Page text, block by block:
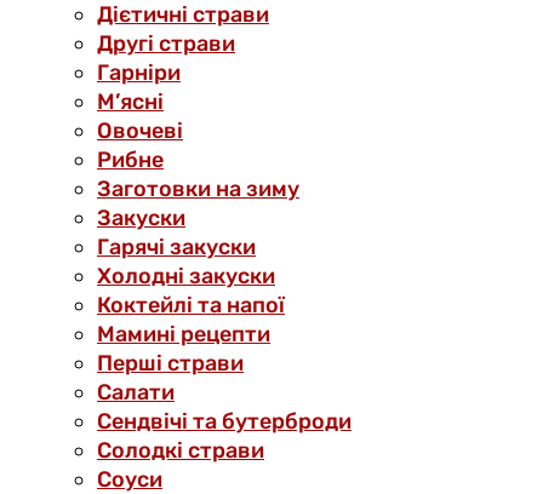
Дієтичні страви
Другі страви
Гарніри
М’ясні
Овочеві
Рибне
Заготовки на зиму
Закуски
Гарячі закуски
Холодні закуски
Коктейлі та напої
Мамині рецепти
Перші страви
Салати
Сендвічі та бутерброди
Солодкі страви
Соуси